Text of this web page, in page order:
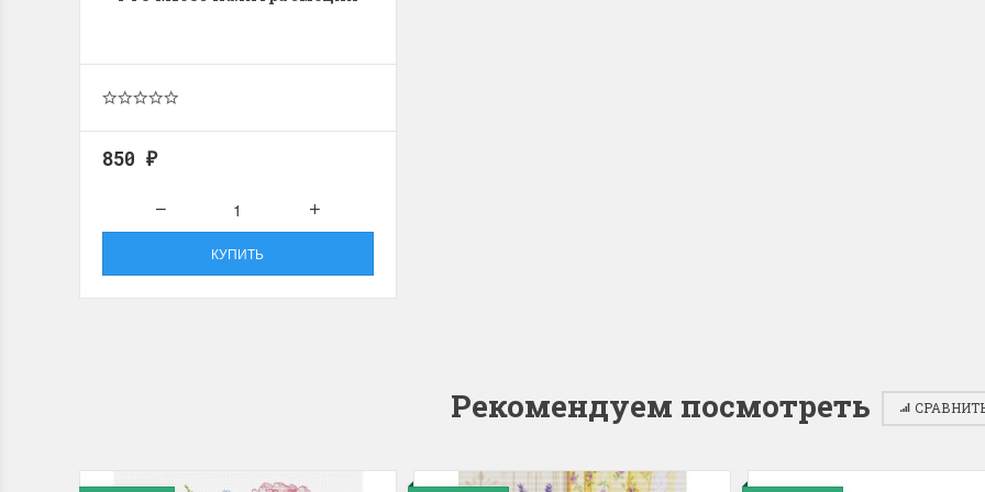
850 ₽
КУПИТЬ
Рекомендуем посмотреть